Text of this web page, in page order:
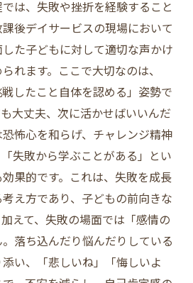
は、失敗や挫折を経験すること
後デイサービスの現場において
た子どもに対して適切な声かけ
れます。ここで大切なのは、
戦したこと自体を認める」姿勢で
大丈夫、次に活かせばいいんだ
怖心を和らげ、チャレンジ精神
失敗から学ぶことがある」とい
果的です。これは、失敗を成長
え方であり、子どもの前向きな
えて、失敗の場面では「感情の
落ち込んだり悩んだりしている
い、「悲しいね」「悔しいよ